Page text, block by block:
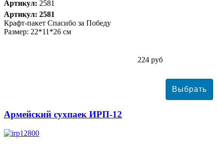
Артикул: 2581
Артикул: 2581
Крафт-пакет Спасибо за Победу
Размер: 22*11*26 см
224 руб
Армейский сухпаек ИРП-12